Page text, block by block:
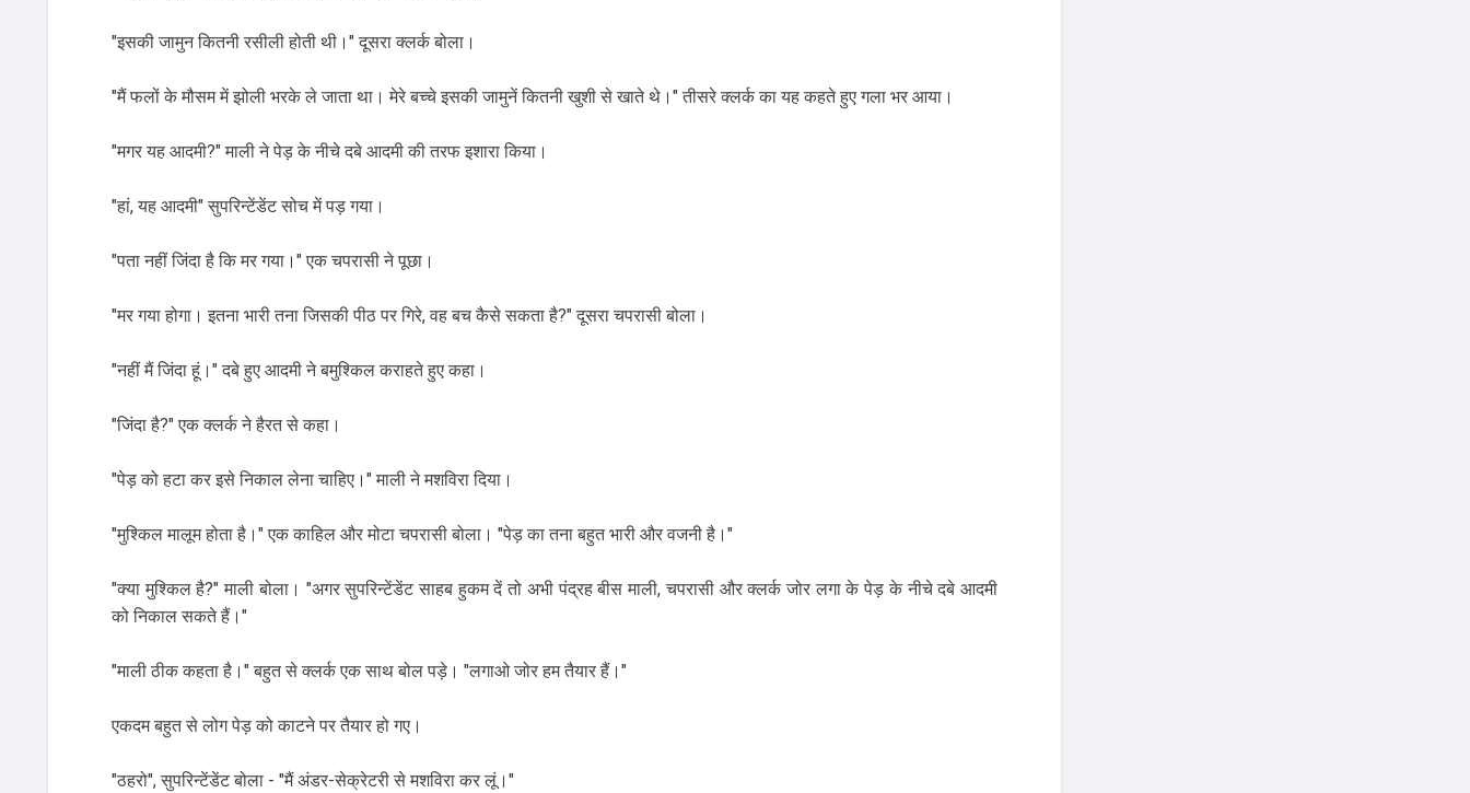
"इसकी जामुन कितनी रसीली होती थी।" दूसरा क्‍लर्क बोला।
"मैं फलों के मौसम में झोली भरके ले जाता था। मेरे बच्‍चे इसकी जामुनें कितनी खुशी से खाते थे।" तीसरे क्‍लर्क का यह कहते हुए गला भर आया।
"मगर यह आदमी?" माली ने पेड़ के नीचे दबे आदमी की तरफ इशारा किया।
"हां, यह आदमी" सुपरिन्‍टेंडेंट सोच में पड़ गया।
"पता नहीं जिंदा है कि मर गया।" एक चपरासी ने पूछा।
"मर गया होगा। इतना भारी तना जिसकी पीठ पर गिरे, वह बच कैसे सकता है?" दूसरा चपरासी बोला।
"नहीं मैं जिंदा हूं।" दबे हुए आदमी ने बमुश्किल कराहते हुए कहा।
"जिंदा है?" एक क्‍लर्क ने हैरत से कहा।
"पेड़ को हटा कर इसे निकाल लेना चाहिए।" माली ने मशविरा दिया।
"मुश्किल मालूम होता है।" एक काहिल और मोटा चपरासी बोला। "पेड़ का तना बहुत भारी और वजनी है।"
"क्‍या मुश्किल है?" माली बोला। "अगर सुपरिन्‍टेंडेंट साहब हुकम दें तो अभी पंद्रह बीस माली, चपरासी और क्‍लर्क जोर लगा के पेड़ के नीचे दबे आदमी
को निकाल सकते हैं।"
"माली ठीक कहता है।" बहुत से क्‍लर्क एक साथ बोल पड़े। "लगाओ जोर हम तैयार हैं।"
एकदम बहुत से लोग पेड़ को काटने पर तैयार हो गए।
"ठहरो", सुपरिन्‍टेंडेंट बोला - "मैं अंडर-सेक्रेटरी से मशविरा कर लूं।"